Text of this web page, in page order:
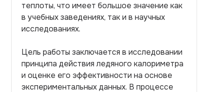
теплоты, что имеет большое значение как
в учебных заведениях, так и в научных
исследованиях.
Цель работы заключается в исследовании
принципа действия ледяного калориметра
и оценке его эффективности на основе
экспериментальных данных. В процессе